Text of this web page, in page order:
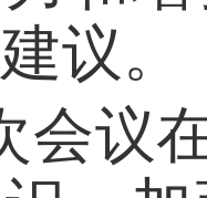
议。
会议